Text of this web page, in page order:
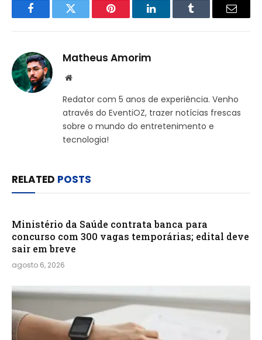
FacebookTwitter Pinterest LinkedInTumblr Email
Matheus Amorim
Website
Redator com 5 anos de experiência. Venho
através do EventiOZ, trazer notícias frescas
sobre o mundo do entretenimento e
tecnologia!
RELATED POSTS
Ministério da Saúde contrata banca para
concurso com 300 vagas temporárias; edital deve
sair em breve
agosto 6, 2026